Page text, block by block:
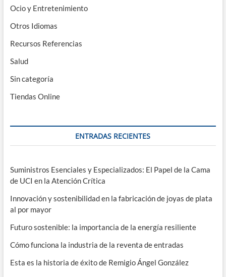
Ocio y Entretenimiento
Otros Idiomas
Recursos Referencias
Salud
Sin categoría
Tiendas Online
ENTRADAS RECIENTES
Suministros Esenciales y Especializados: El Papel de la Cama
de UCI en la Atención Crítica
Innovación y sostenibilidad en la fabricación de joyas de plata
al por mayor
Futuro sostenible: la importancia de la energía resiliente
Cómo funciona la industria de la reventa de entradas
Esta es la historia de éxito de Remigio Ángel González